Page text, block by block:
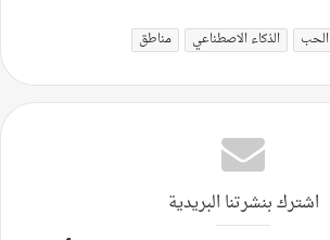
الحب الذكاء الاصطناعي مناطق
اشترك بنشرتنا البريدية